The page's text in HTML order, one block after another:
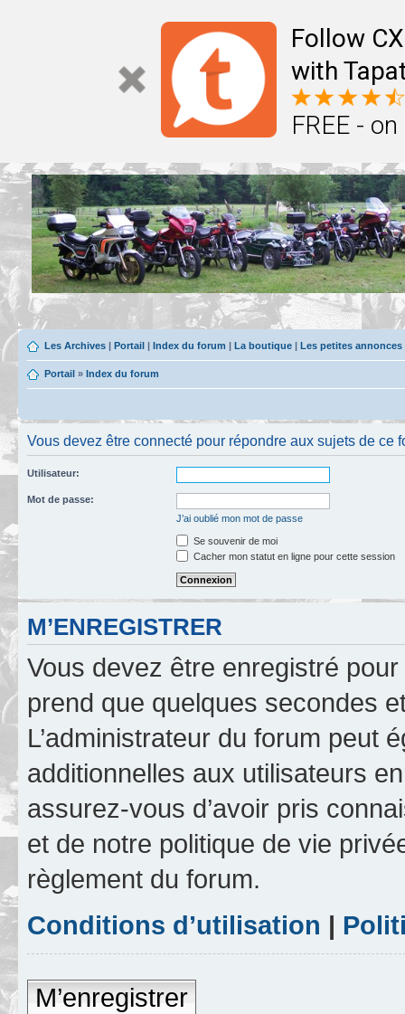
Follow
with
FREE -
Les Archives | Portail | Index du forum | La boutique | Les petites
Portail » Index du forum
Vous devez être connecté pour répondre aux sujets de ce
Utilisateur:
Mot de passe:
J’ai oublié mon mot de passe
Se souvenir de moi
Cacher mon statut en ligne pour cette session
M’ENREGISTRER
Vous devez être enregistré
prend que quelques secondes
L’administrateur du forum peut
additionnelles aux utilisateurs
assurez-vous d’avoir pris
et de notre politique de vie
règlement du forum.
Conditions d’utilisation |
M’enregistrer